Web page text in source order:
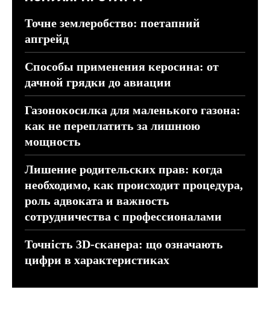
Точне землеробство: поетапний
апгрейд
Способы применения керосина: от
дачной грядки до авиации
Газонокосилка для маленького газона:
как не переплатить за лишнюю
мощность
Лишение родительских прав: когда
необходимо, как происходит процедура,
роль адвоката и важность
сотрудничества с профессионалами
Точність 3D-сканера: що означають
цифри в характеристиках